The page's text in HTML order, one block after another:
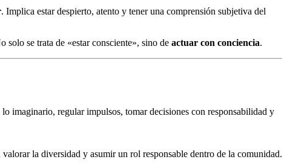
. Implica estar despierto, atento y tener una comprensión subjetiva del
solo se trata de «estar consciente», sino de actuar con conciencia.
imaginario, regular impulsos, tomar decisiones con responsabilidad y
valorar la diversidad y asumir un rol responsable dentro de la comunidad.